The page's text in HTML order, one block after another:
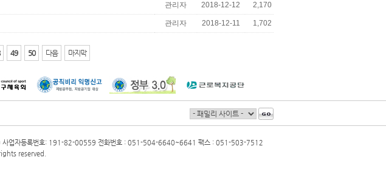
관리자 2018-12-12 2,170
관리자 2018-12-11 1,702
49 50 다음 마지막
) 사업자등록번호: 191-82-00559 전화번호 : 051-504-6640~6641 팩스 : 051-503-7512
reserved.